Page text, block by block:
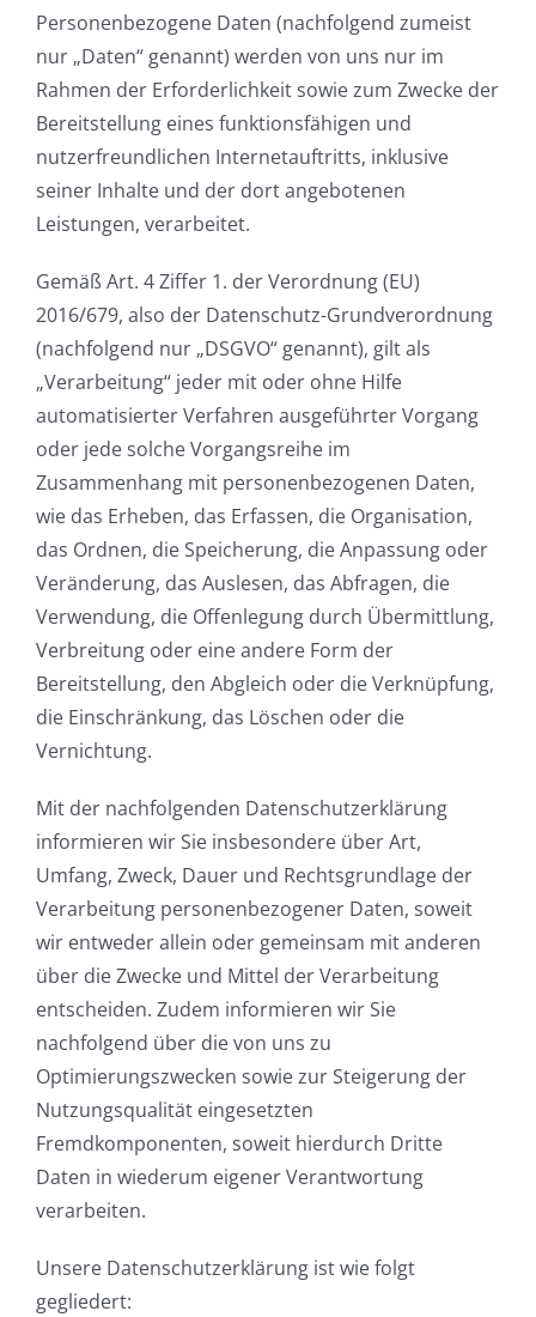
Personenbezogene Daten (nachfolgend zumeist
nur „Daten“ genannt) werden von uns nur im
Rahmen der Erforderlichkeit sowie zum Zwecke der
Bereitstellung eines funktionsfähigen und
nutzerfreundlichen Internetauftritts, inklusive
seiner Inhalte und der dort angebotenen
Leistungen, verarbeitet.
Gemäß Art. 4 Ziffer 1. der Verordnung (EU)
2016/679, also der Datenschutz-Grundverordnung
(nachfolgend nur „DSGVO“ genannt), gilt als
„Verarbeitung“ jeder mit oder ohne Hilfe
automatisierter Verfahren ausgeführter Vorgang
oder jede solche Vorgangsreihe im
Zusammenhang mit personenbezogenen Daten,
wie das Erheben, das Erfassen, die Organisation,
das Ordnen, die Speicherung, die Anpassung oder
Veränderung, das Auslesen, das Abfragen, die
Verwendung, die Offenlegung durch Übermittlung,
Verbreitung oder eine andere Form der
Bereitstellung, den Abgleich oder die Verknüpfung,
die Einschränkung, das Löschen oder die
Vernichtung.
Mit der nachfolgenden Datenschutzerklärung
informieren wir Sie insbesondere über Art,
Umfang, Zweck, Dauer und Rechtsgrundlage der
Verarbeitung personenbezogener Daten, soweit
wir entweder allein oder gemeinsam mit anderen
über die Zwecke und Mittel der Verarbeitung
entscheiden. Zudem informieren wir Sie
nachfolgend über die von uns zu
Optimierungszwecken sowie zur Steigerung der
Nutzungsqualität eingesetzten
Fremdkomponenten, soweit hierdurch Dritte
Daten in wiederum eigener Verantwortung
verarbeiten.
Unsere Datenschutzerklärung ist wie folgt
gegliedert: